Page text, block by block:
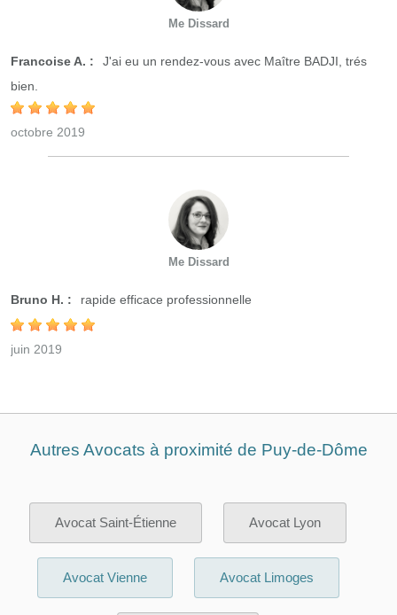
Me Dissard
Francoise A. :
J'ai eu un rendez-vous avec Maître BADJI, trés
bien.
octobre 2019
Me Dissard
Bruno H. : rapide efficace professionnelle
juin 2019
Autres Avocats à proximité de Puy-de-Dôme
Avocat Saint-Étienne Avocat Lyon
Avocat Vienne Avocat Limoges